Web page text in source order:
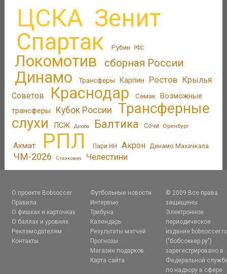
ЦСКА Зенит
Спартак Рубин РФС
Локомотив сборная России
Динамо Трансферы Карпин Ростов
Крылья
Советов
Краснодар Семак Возможные
трансферы
Кубок России
Трансферные
слухи
ПСЖ Дзюба Балтика Сочи Оренбург
Ахмат РПЛ Пари НН Акрон Динамо Махачкала
ЧМ-2026 Станкович Челестини
О проекте Bobsoccer
Правила
О фишках и карточках
О баллах и уровнях
Рекламодателям
Контакты
Футбольные новости
Интервью
Трибуна
Календарь
Результаты матчей
Прогнозы
Магазин подарков
Карта сайта
© 2009 Все права
защищены.
Электронное
периодическое
издание bobsoccer.ru
("бобсоккер.ру")
зарегистрировано в
Федеральной
по надзору в сфере